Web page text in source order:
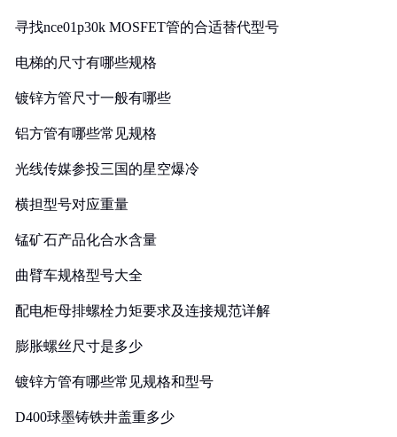
寻找nce01p30k MOSFET管的合适替代型号
电梯的尺寸有哪些规格
镀锌方管尺寸一般有哪些
铝方管有哪些常见规格
光线传媒参投三国的星空爆冷
横担型号对应重量
锰矿石产品化合水含量
曲臂车规格型号大全
配电柜母排螺栓力矩要求及连接规范详解
膨胀螺丝尺寸是多少
镀锌方管有哪些常见规格和型号
D400球墨铸铁井盖重多少